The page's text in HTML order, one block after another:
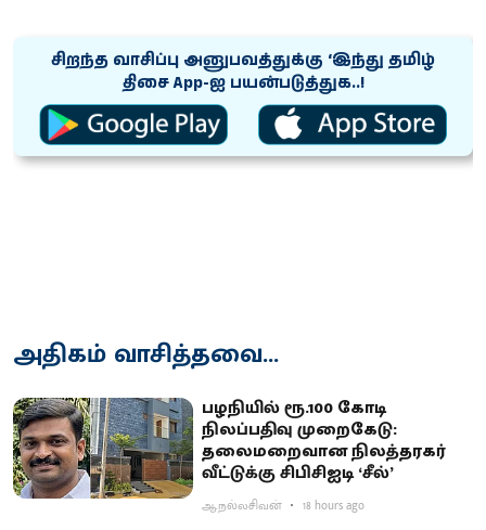
சிறந்த வாசிப்பு அனுபவத்துக்கு ‘இந்து தமிழ்
திசை App-ஐ பயன்படுத்துக..!
அதிகம் வாசித்தவை...
பழநியில் ரூ.100 கோடி
நிலப்பதிவு முறைகேடு:
தலைமறைவான நிலத்தரகர்
வீட்டுக்கு சிபிசிஐடி ‘சீல்’
ஆ.நல்லசிவன் 18 hours ago